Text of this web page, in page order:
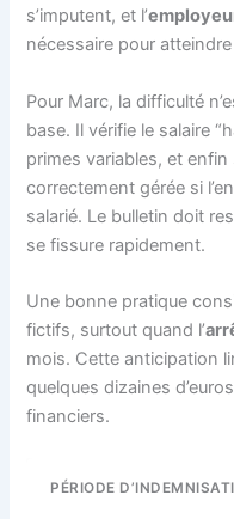
s’imputent, et l’
nécessaire pour atteindre
Pour Marc, la difficulté
base. Il vérifie le salaire
primes variables, et enfin
correctement gérée si
salarié. Le bulletin doit
se fissure rapidement.
Une bonne pratique
fictifs, surtout quand l’
mois. Cette anticipation
quelques dizaines
financiers.
PÉRIODE